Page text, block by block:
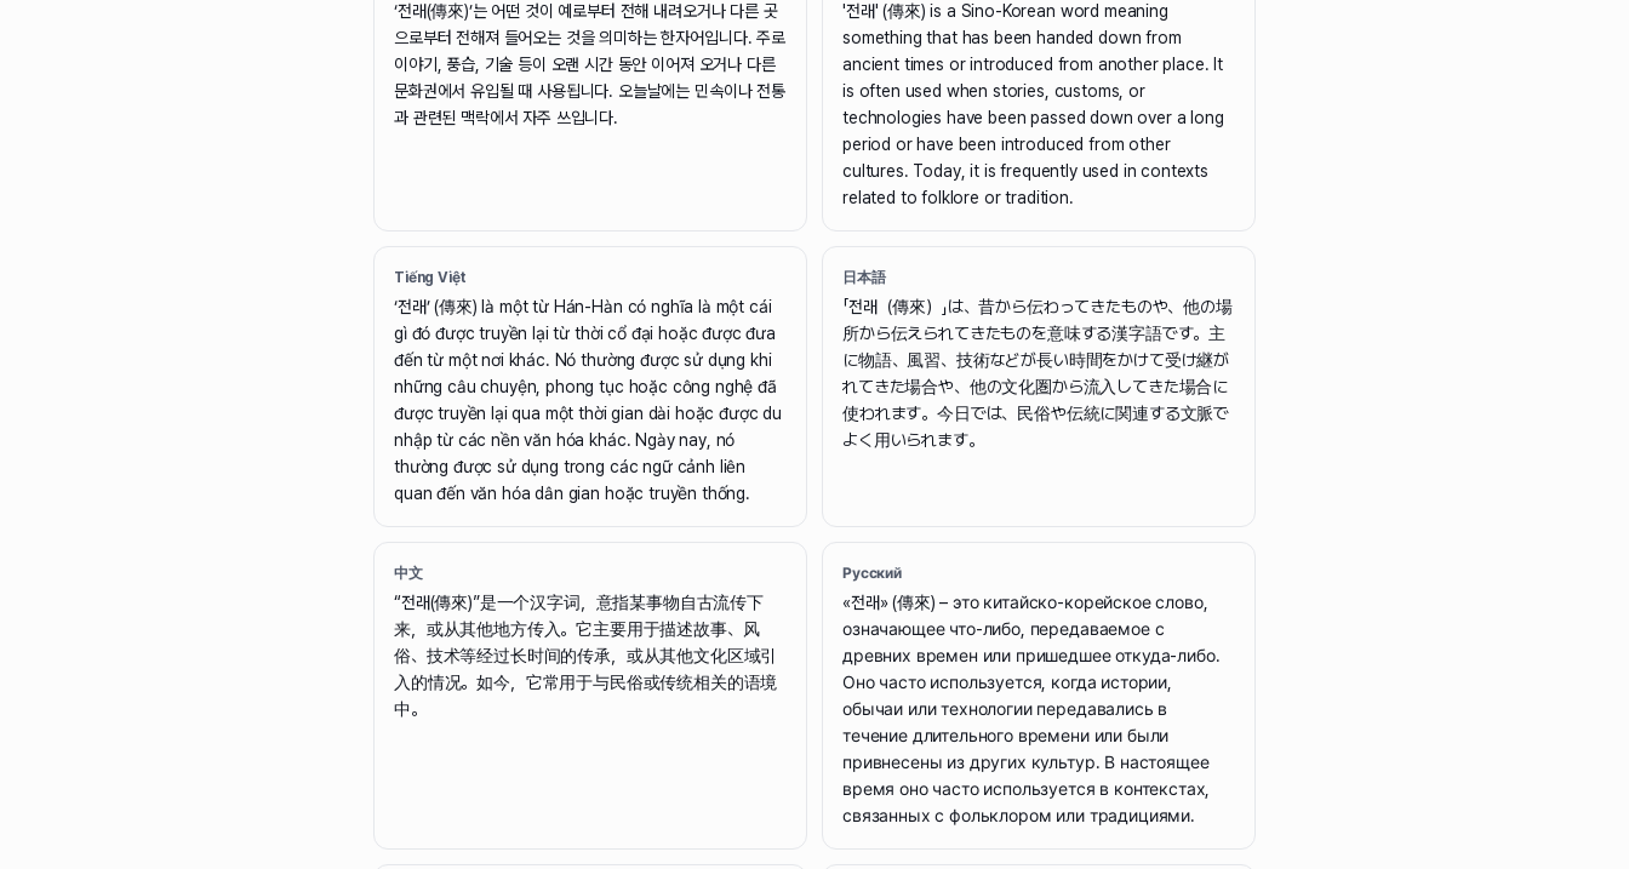
‘전래(傳來)’는 어떤 것이 예로부터 전해 내려오거나 다른 곳
으로부터 전해져 들어오는 것을 의미하는 한자어입니다. 주로
이야기, 풍습, 기술 등이 오랜 시간 동안 이어져 오거나 다른
문화권에서 유입될 때 사용됩니다. 오늘날에는 민속이나 전통
과 관련된 맥락에서 자주 쓰입니다.
'전래' (傳來) is a Sino-Korean word meaning
something that has been handed down from
ancient times or introduced from another place. It
is often used when stories, customs, or
technologies have been passed down over a long
period or have been introduced from other
cultures. Today, it is frequently used in contexts
related to folklore or tradition.
Tiếng Việt
‘전래’ (傳來) là một từ Hán-Hàn có nghĩa là một cái
gì đó được truyền lại từ thời cổ đại hoặc được đưa
đến từ một nơi khác. Nó thường được sử dụng khi
những câu chuyện, phong tục hoặc công nghệ đã
được truyền lại qua một thời gian dài hoặc được du
nhập từ các nền văn hóa khác. Ngày nay, nó
thường được sử dụng trong các ngữ cảnh liên
quan đến văn hóa dân gian hoặc truyền thống.
日本語
「전래（傳來）」は、昔から伝わってきたものや、他の場
所から伝えられてきたものを意味する漢字語です。主
に物語、風習、技術などが長い時間をかけて受け継が
れてきた場合や、他の文化圏から流入してきた場合に
使われます。今日では、民俗や伝統に関連する文脈で
よく用いられます。
中文
“전래(傳來)”是一个汉字词，意指某事物自古流传下
来，或从其他地方传入。它主要用于描述故事、风
俗、技术等经过长时间的传承，或从其他文化区域引
入的情况。如今，它常用于与民俗或传统相关的语境
中。
Русский
«전래» (傳來) – это китайско-корейское слово,
означающее что-либо, передаваемое с
древних времен или пришедшее откуда-либо.
Оно часто используется, когда истории,
обычаи или технологии передавались в
течение длительного времени или были
привнесены из других культур. В настоящее
время оно часто используется в контекстах,
связанных с фольклором или традициями.